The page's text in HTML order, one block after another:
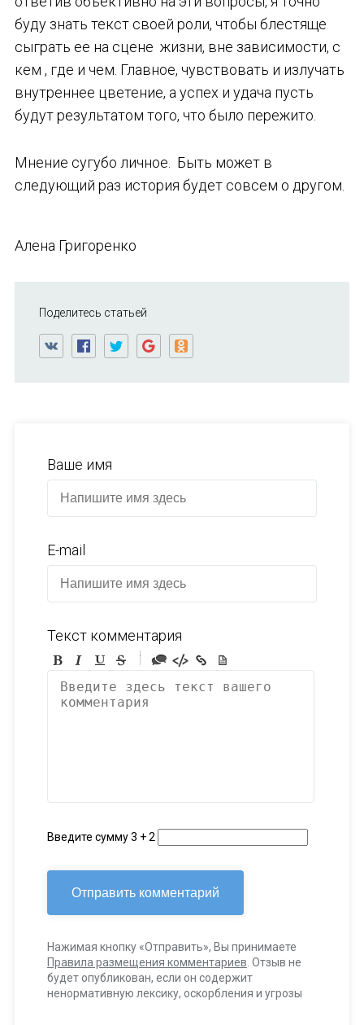
буду знать текст своей роли, чтобы блестяще
сыграть ее на сцене жизни, вне зависимости, с
кем , где и чем. Главное, чувствовать и излучать
внутреннее цветение, а успех и удача пусть
будут результатом того, что было пережито.
Мнение сугубо личное. Быть может в
следующий раз история будет совсем о другом.
Алена Григоренко
Поделитесь статьей
Ваше имя
E-mail
Текст комментария
-
-
-
-
-
Введите сумму 3 + 2
Нажимая кнопку «Отправить», Вы принимаете
Правила размещения комментариев . Отзыв не
будет опубликован, если он содержит
ненормативную лексику, оскорбления и угрозы